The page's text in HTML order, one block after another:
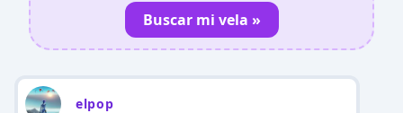
Buscar mi vela »
elpop